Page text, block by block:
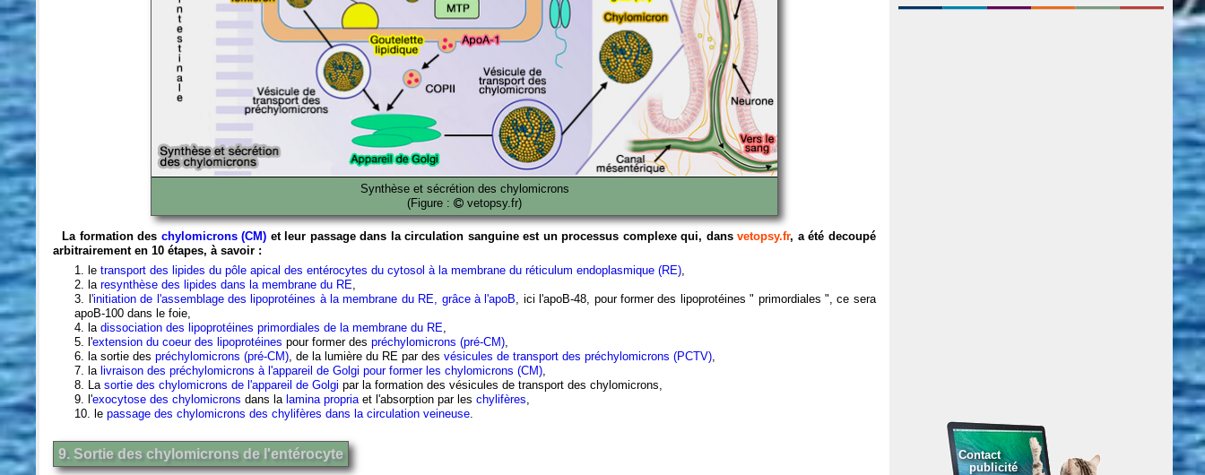
Synthèse et sécrétion des chylomicrons
(Figure :
vetopsy.fr)
La formation des chylomicrons (CM) et leur passage dans la circulation sanguine est un processus complexe qui, dansvetopsy.fr, a été decoupé
arbitrairement en 10 étapes, à savoir :
1. letransport des lipides du pôle apical des entérocytes du cytosol à la membrane du réticulum endoplasmique (RE)
2. laresynthèse des lipides dans la membrane du RE
3. l'initiation de l'assemblage des lipoprotéines à la membrane du RE, grâce à l'apoB , ici l'apoB-48, pour former des lipoprotéines " primordiales ", ce sera
apoB-100 dans le foie,
4.ladissociation des lipoprotéines primordiales de la membrane du RE
5. l'extension du coeur des lipoprotéines pour former despréchylomicrons (pré-CM)
6. la sortie despréchylomicrons (pré-CM) , de la lumière du RE par desvésicules de transport des préchylomicrons (PCTV)
7. lalivraison des préchylomicrons à l'appareil de Golgi pour former les chylomicrons (CM)
8. Lasortie des chylomicrons de l'appareil de Golgi par la formation des vésicules de transport des chylomicrons,
9. l'exocytose des chylomicrons dans lalamina propria et l'absorption par leschylifères
10. lepassage des chylomicrons des chylifères dans la circulation veineuse
9. Sortie des chylomicrons de l'entérocyte
Contact
publicité